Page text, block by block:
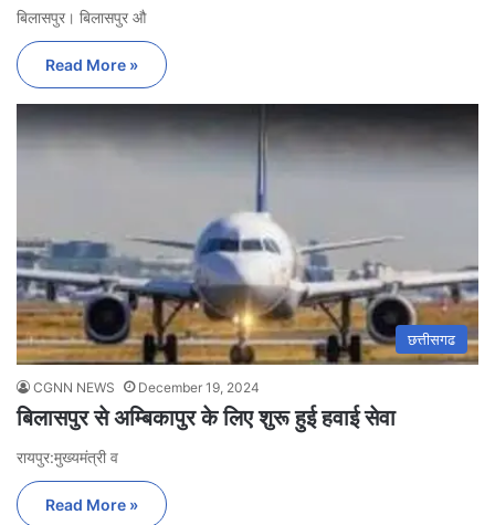
बिलासपुर। बिलासपुर औ
Read More »
छत्तीसगढ
CGNN NEWS December 19, 2024
बिलासपुर से अम्बिकापुर के लिए शुरू हुई हवाई सेवा
रायपुर:मुख्यमंत्री व
Read More »